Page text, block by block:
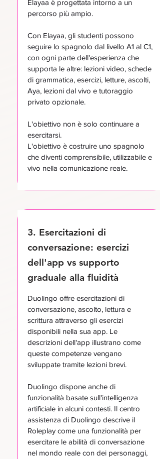
Elayaa è progettata intorno a un
percorso più ampio.
Con Elayaa, gli studenti possono
seguire lo spagnolo dal livello A1 al C1,
con ogni parte dell'esperienza che
supporta le altre: lezioni video, schede
di grammatica, esercizi, letture, ascolti,
Aya, lezioni dal vivo e tutoraggio
privato opzionale.
L'obiettivo non è solo continuare a
esercitarsi.
L'obiettivo è costruire uno spagnolo
che diventi comprensibile, utilizzabile e
vivo nella comunicazione reale.
3. Esercitazioni di
conversazione: esercizi
dell'app vs supporto
graduale alla fluidità
Duolingo offre esercitazioni di
conversazione, ascolto, lettura e
scrittura attraverso gli esercizi
disponibili nella sua app. Le
descrizioni dell'app illustrano come
queste competenze vengano
sviluppate tramite lezioni brevi.
Duolingo dispone anche di
funzionalità basate sull'intelligenza
artificiale in alcuni contesti. Il centro
assistenza di Duolingo descrive il
Roleplay come una funzionalità per
esercitare le abilità di conversazione
nel mondo reale con dei personaggi,